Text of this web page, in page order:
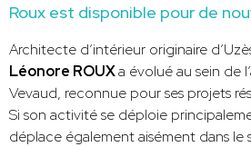
Roux est disponible pour de
Architecte d’intérieur originaire
Léonore ROUXa évolué au sein de
Vevaud, reconnue pour ses projets
Si son activité se déploie
déplace également aisément dans le